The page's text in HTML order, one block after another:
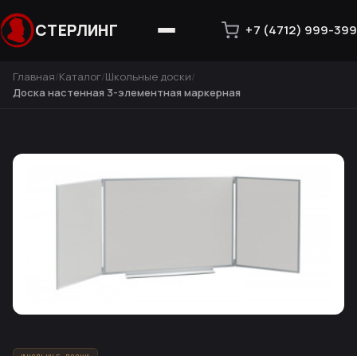
СТЕРЛИНГ +7 (4712) 999-399
Главная Каталог Школьные доски
Доска настенная 3-элементная маркерная